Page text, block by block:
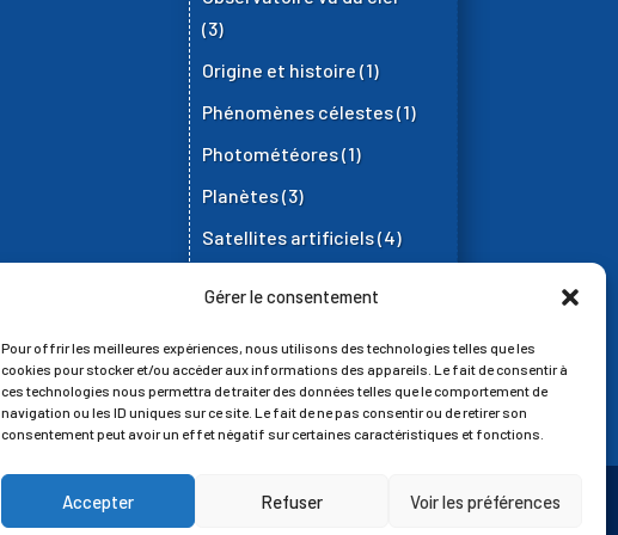
Gérer le consentement
Pour offrir les meilleures expériences, nous utilisons des technologies telles que les
cookies pour stocker et/ou accéder aux informations des appareils. Le fait de consentir à
ces technologies nous permettra de traiter des données telles que le comportement de
navigation ou les ID uniques sur ce site. Le fait de ne pas consentir ou de retirer son
consentement peut avoir un effet négatif sur certaines caractéristiques et fonctions.
Accepter Refuser Voir les préférences
(3)
Origine et histoire(1)
Phénomènes célestes(1)
Photométéores(1)
Planètes(3)
Satellites artificiels(4)